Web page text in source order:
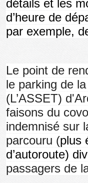
détails et les
d’heure de
par exemple,
Le point de
le parking de
(L’ASSET)
faisons du
indemnisé sur
parcouru (plus
d’autoroute)
passagers de